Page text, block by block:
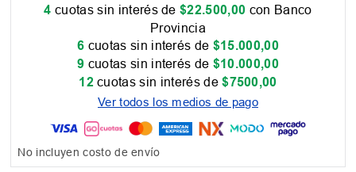
4 cuotas sin interés de$22.500,00 con Banco
Provincia
6 cuotas sin interés de $15.000,00
9 cuotas sin interés de $10.000,00
12 cuotas sin interés de$7500,00
Ver todos los medios de pago
No incluyen costo de envío